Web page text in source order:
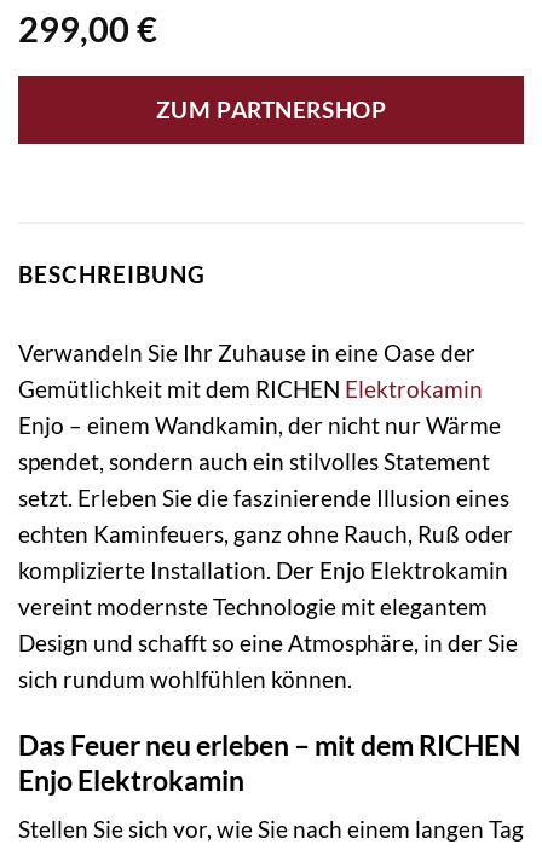
299,00 €
ZUM PARTNERSHOP
BESCHREIBUNG
Verwandeln Sie Ihr Zuhause in eine Oase der
Gemütlichkeit mit dem RICHEN Elektrokamin
Enjo – einem Wandkamin, der nicht nur Wärme
spendet, sondern auch ein stilvolles Statement
setzt. Erleben Sie die faszinierende Illusion eines
echten Kaminfeuers, ganz ohne Rauch, Ruß oder
komplizierte Installation. Der Enjo Elektrokamin
vereint modernste Technologie mit elegantem
Design und schafft so eine Atmosphäre, in der Sie
sich rundum wohlfühlen können.
Das Feuer neu erleben – mit dem RICHEN
Enjo Elektrokamin
Stellen Sie sich vor, wie Sie nach einem langen Tag